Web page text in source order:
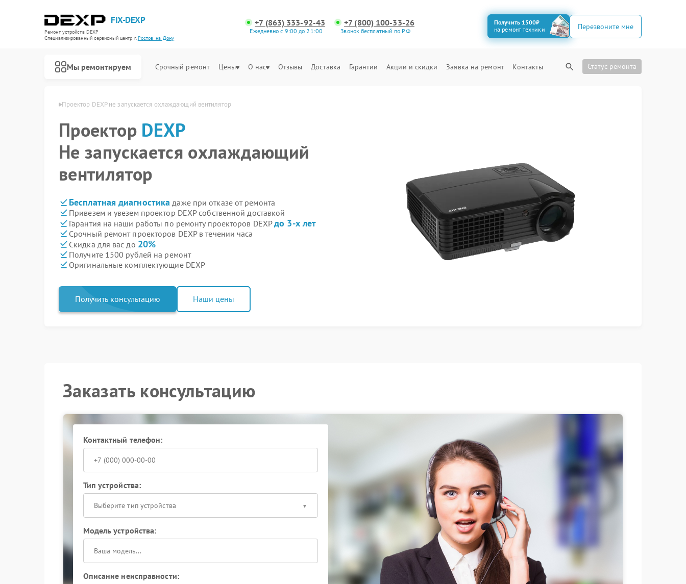
FIX-DEXP
Ремонт устройств DEXP
Специализированный cервисный центр г.Ростов-на-Дону
+7 (863) 333-92-43
Ежедневно с 9:00 до 21:00
+7 (800) 100-33-26
Звонок бесплатный по РФ
Получить 1500₽
на ремонт техники
Перезвоните мне
Мы ремонтируем Срочный ремонт Цены О нас Отзывы Доставка Гарантии Акции и скидки Заявка на ремонт Контакты Статус ремонта
Проектор DEXP не запускается охлаждающий вентилятор
Проектор DEXP
Не запускается охлаждающий
вентилятор
Бесплатная диагностика даже при отказе от ремонта
Привезем и увезем проектор DEXP собственной доставкой
Гарантия на наши работы по ремонту проекторов DEXPдо 3-х лет
Срочный ремонт проекторов DEXP в течении часа
Скидка для вас до 20%
Получите 1500 рублей на ремонт
Оригинальные комплектующие DEXP
Получить консультацию Наши цены
Заказать консультацию
Контактный телефон:
Тип устройства:
Выберите тип устройства
Модель устройства:
Описание неисправности: